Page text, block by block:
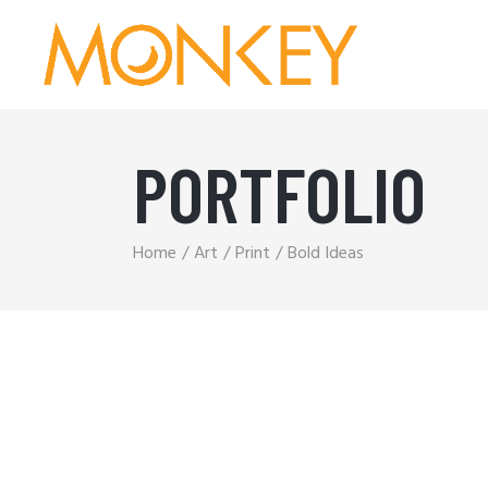
PORTFOLIO
Home Art Print Bold Ideas